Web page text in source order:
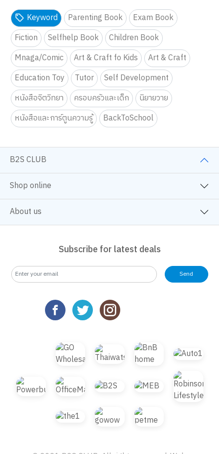
Keyword Parenting Book
Exam Book
Fiction
Selfhelp Book
Children Book
Mnaga/Comic
Art & Craft fo Kids
Art & Craft
Education Toy
Tutor
Self Development
หนังสือจิตวิทยา
ครอบครัวและเด็ก
นิยายวาย
หนังสือและการ์ตูนความรู้
BackToSchool
B2S CLUB
Shop online
About us
Subscribe for latest deals
Send